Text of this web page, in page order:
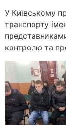
У Київському
транспорту
контролю та